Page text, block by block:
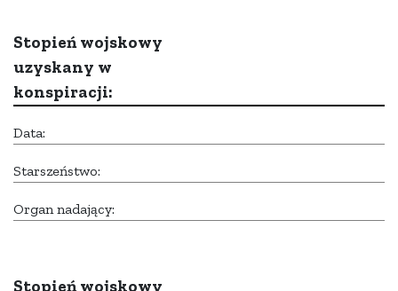
Stopień wojskowy
uzyskany w
konspiracji:
Data:
Starszeństwo:
Organ nadający:
Stopień wojskowy